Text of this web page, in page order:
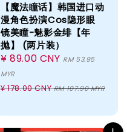
【魔法瞳话】韩国进口动
漫角色扮演Cos隐形眼
镜美瞳-魅影金绯【年
抛】 (两片装）
Sale
price
¥ 89.00 CNY RM 53.95
MYR
Regular
¥ 178.00 CNYRM 107.90 MYR